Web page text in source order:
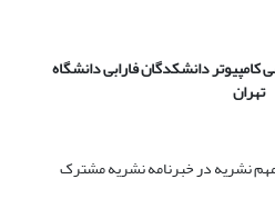
دانشکدگان فارابی دانشگاه
تهران
مهم نشریه در خبرنامه نشریه مشترک